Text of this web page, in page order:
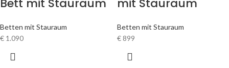
Bett mit Stauraum
Betten mit Stauraum
€ 1.090
mit Stauraum
Betten mit Stauraum
€899